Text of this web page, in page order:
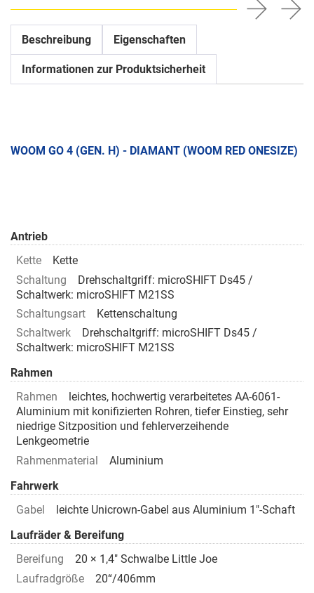
Beschreibung Eigenschaften
Informationen zur Produktsicherheit
WOOM GO 4 (GEN. H) - DIAMANT (WOOM RED ONESIZE)
Antrieb
Kette
Kette
Schaltung
Drehschaltgriff: microSHIFT Ds45 /
Schaltwerk: microSHIFT M21SS
Schaltungsart
Kettenschaltung
Schaltwerk
Drehschaltgriff: microSHIFT Ds45 /
Schaltwerk: microSHIFT M21SS
Rahmen
Rahmen
leichtes, hochwertig verarbeitetes AA-6061-
Aluminium mit konifizierten Rohren, tiefer Einstieg, sehr
niedrige Sitzposition und fehlerverzeihende
Lenkgeometrie
Rahmenmaterial
Aluminium
Fahrwerk
Gabel
leichte Unicrown-Gabel aus Aluminium 1"-Schaft
Laufräder & Bereifung
Bereifung
20 × 1,4" Schwalbe Little Joe
Laufradgröße
20“/406mm